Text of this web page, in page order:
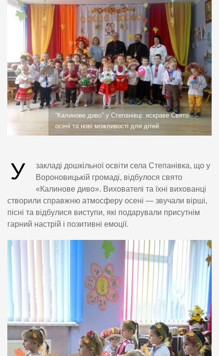
“Калинове диво” у Степанівці: яскраве Свято
осені та нові можливості для дітей
У
закладі дошкільної освіти села Степанівка, що у
Вороновицькій громаді, відбулося свято
«Калинове диво». Вихователі та їхні вихованці
створили справжню атмосферу осені — звучали вірші,
пісні та відбулися виступи, які подарували присутнім
гарний настрій і позитивні емоції.